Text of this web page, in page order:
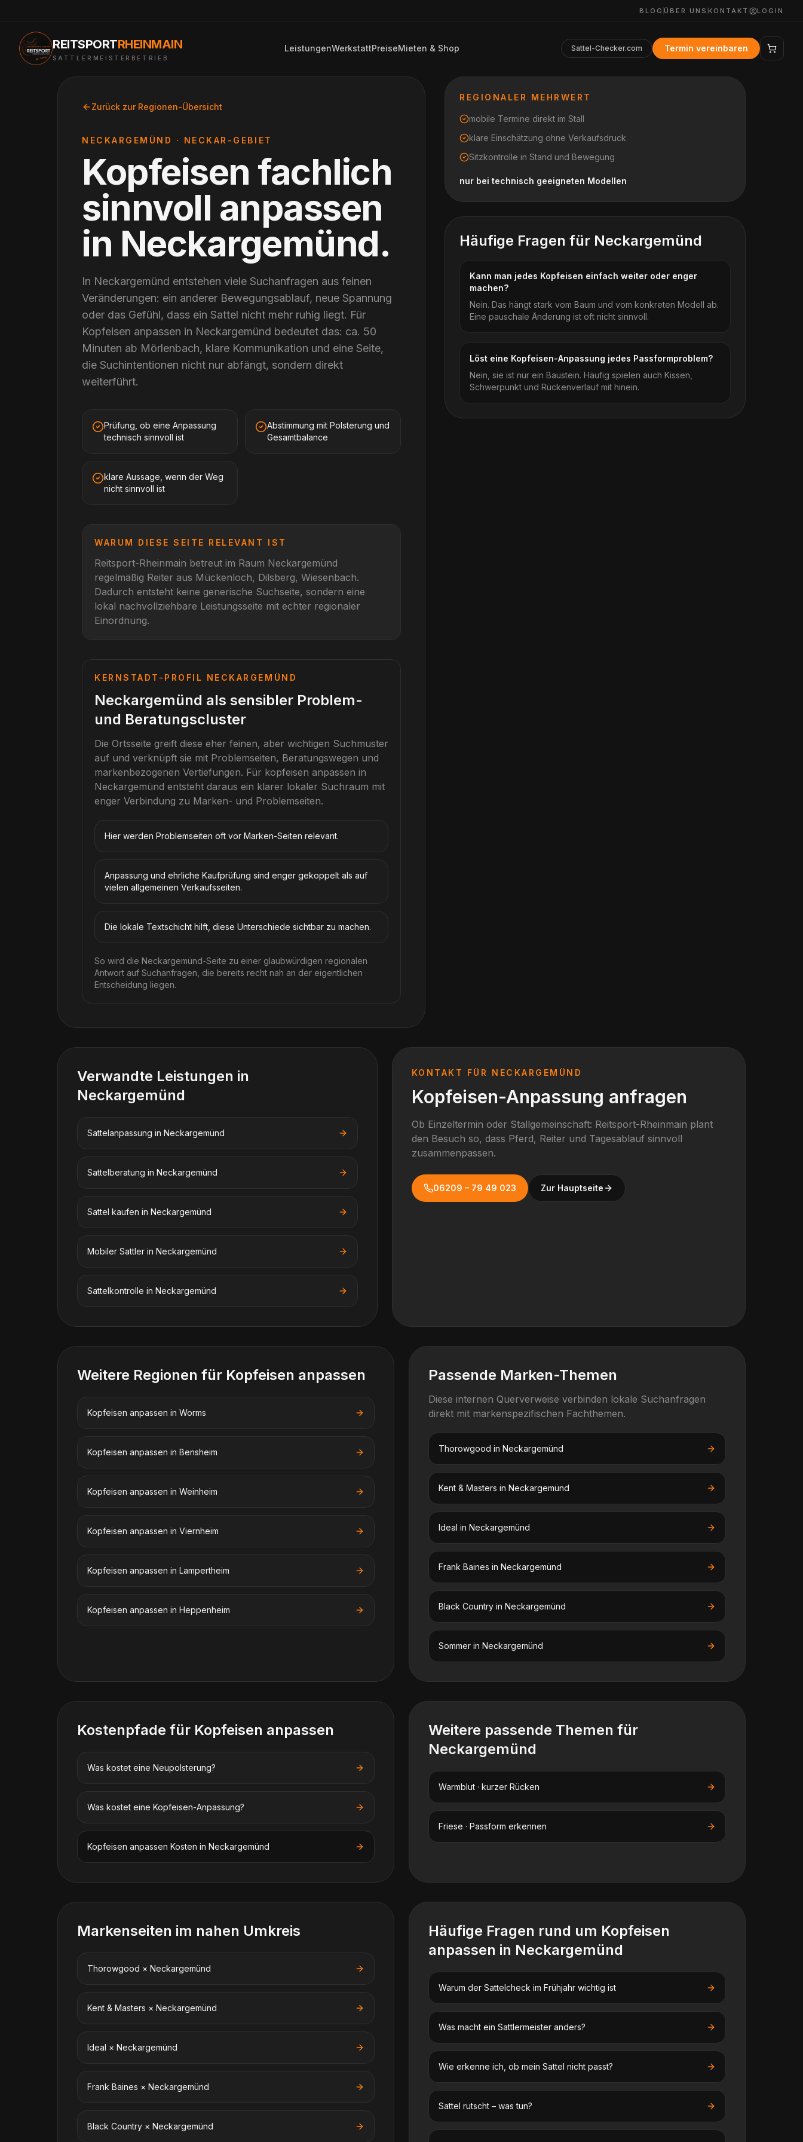
BLOG ÜBER UNS KONTAKT LOGIN
REITSPORTRHEINMAIN
SATTLERMEISTERBETRIEB
LeistungenWerkstattPreiseMieten & Shop Sattel-Checker.com Termin vereinbaren
Zurück zur Regionen-Übersicht
NECKARGEMÜND · NECKAR-GEBIET
Kopfeisen fachlich
sinnvoll anpassen
in Neckargemünd.
In Neckargemünd entstehen viele Suchanfragen aus feinen
Veränderungen: ein anderer Bewegungsablauf, neue Spannung
oder das Gefühl, dass ein Sattel nicht mehr ruhig liegt. Für
Kopfeisen anpassen in Neckargemünd bedeutet das: ca. 50
Minuten ab Mörlenbach, klare Kommunikation und eine Seite,
die Suchintentionen nicht nur abfängt, sondern direkt
weiterführt.
Prüfung, ob eine Anpassung
technisch sinnvoll ist
Abstimmung mit Polsterung und
Gesamtbalance
klare Aussage, wenn der Weg
nicht sinnvoll ist
WARUM DIESE SEITE RELEVANT IST
Reitsport-Rheinmain betreut im Raum Neckargemünd
regelmäßig Reiter aus Mückenloch, Dilsberg, Wiesenbach.
Dadurch entsteht keine generische Suchseite, sondern eine
lokal nachvollziehbare Leistungsseite mit echter regionaler
Einordnung.
KERNSTADT-PROFIL NECKARGEMÜND
Neckargemünd als sensibler Problem-
und Beratungscluster
Die Ortsseite greift diese eher feinen, aber wichtigen Suchmuster
auf und verknüpft sie mit Problemseiten, Beratungswegen und
markenbezogenen Vertiefungen. Für kopfeisen anpassen in
Neckargemünd entsteht daraus ein klarer lokaler Suchraum mit
enger Verbindung zu Marken- und Problemseiten.
Hier werden Problemseiten oft vor Marken-Seiten relevant.
Anpassung und ehrliche Kaufprüfung sind enger gekoppelt als auf
vielen allgemeinen Verkaufsseiten.
Die lokale Textschicht hilft, diese Unterschiede sichtbar zu machen.
So wird die Neckargemünd-Seite zu einer glaubwürdigen regionalen
Antwort auf Suchanfragen, die bereits recht nah an der eigentlichen
Entscheidung liegen.
REGIONALER MEHRWERT
mobile Termine direkt im Stall
klare Einschätzung ohne Verkaufsdruck
Sitzkontrolle in Stand und Bewegung
nur bei technisch geeigneten Modellen
Häufige Fragen für Neckargemünd
Kann man jedes Kopfeisen einfach weiter oder enger
machen?
Nein. Das hängt stark vom Baum und vom konkreten Modell ab.
Eine pauschale Änderung ist oft nicht sinnvoll.
Löst eine Kopfeisen-Anpassung jedes Passformproblem?
Nein, sie ist nur ein Baustein. Häufig spielen auch Kissen,
Schwerpunkt und Rückenverlauf mit hinein.
Verwandte Leistungen in
Neckargemünd
Sattelanpassung in Neckargemünd
Sattelberatung in Neckargemünd
Sattel kaufen in Neckargemünd
Mobiler Sattler in Neckargemünd
Sattelkontrolle in Neckargemünd
KONTAKT FÜR NECKARGEMÜND
Kopfeisen-Anpassung anfragen
Ob Einzeltermin oder Stallgemeinschaft: Reitsport-Rheinmain plant
den Besuch so, dass Pferd, Reiter und Tagesablauf sinnvoll
zusammenpassen.
06209 – 79 49 023 Zur Hauptseite
Weitere Regionen für Kopfeisen anpassen
Kopfeisen anpassen in Worms
Kopfeisen anpassen in Bensheim
Kopfeisen anpassen in Weinheim
Kopfeisen anpassen in Viernheim
Kopfeisen anpassen in Lampertheim
Kopfeisen anpassen in Heppenheim
Passende Marken-Themen
Diese internen Querverweise verbinden lokale Suchanfragen
direkt mit markenspezifischen Fachthemen.
Thorowgood in Neckargemünd
Kent & Masters in Neckargemünd
Ideal in Neckargemünd
Frank Baines in Neckargemünd
Black Country in Neckargemünd
Sommer in Neckargemünd
Kostenpfade für Kopfeisen anpassen
Was kostet eine Neupolsterung?
Was kostet eine Kopfeisen-Anpassung?
Kopfeisen anpassen Kosten in Neckargemünd
Weitere passende Themen für
Neckargemünd
Warmblut · kurzer Rücken
Friese · Passform erkennen
Markenseiten im nahen Umkreis
Thorowgood × Neckargemünd
Kent & Masters × Neckargemünd
Ideal × Neckargemünd
Frank Baines × Neckargemünd
Black Country × Neckargemünd
Häufige Fragen rund um Kopfeisen
anpassen in Neckargemünd
Warum der Sattelcheck im Frühjahr wichtig ist
Was macht ein Sattlermeister anders?
Wie erkenne ich, ob mein Sattel nicht passt?
Sattel rutscht – was tun?